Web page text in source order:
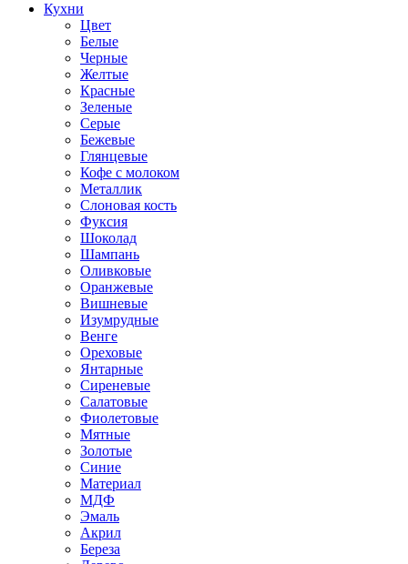
Кухни
Цвет
Белые
Черные
Желтые
Красные
Зеленые
Серые
Бежевые
Глянцевые
Кофе с молоком
Металлик
Слоновая кость
Фуксия
Шоколад
Шампань
Оливковые
Оранжевые
Вишневые
Изумрудные
Венге
Ореховые
Янтарные
Сиреневые
Салатовые
Фиолетовые
Мятные
Золотые
Синие
Материал
МДФ
Эмаль
Акрил
Береза